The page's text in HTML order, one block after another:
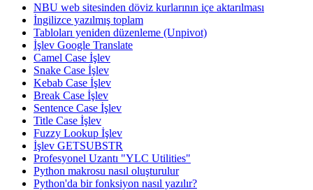
NBU web sitesinden döviz kurlarının içe aktarılması
İngilizce yazılmış toplam
Tabloları yeniden düzenleme (Unpivot)
İşlev Google Translate
Camel Case İşlev
Snake Case İşlev
Kebab Case İşlev
Break Case İşlev
Sentence Case İşlev
Title Case İşlev
Fuzzy Lookup İşlev
İşlev GETSUBSTR
Profesyonel Uzantı "YLC Utilities"
Python makrosu nasıl oluşturulur
Python'da bir fonksiyon nasıl yazılır?